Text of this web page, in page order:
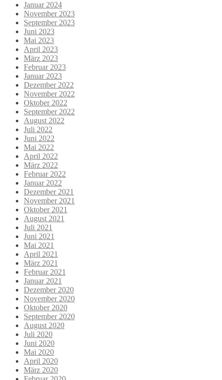
Januar 2024
November 2023
September 2023
Juni 2023
Mai 2023
April 2023
März 2023
Februar 2023
Januar 2023
Dezember 2022
November 2022
Oktober 2022
September 2022
August 2022
Juli 2022
Juni 2022
Mai 2022
April 2022
März 2022
Februar 2022
Januar 2022
Dezember 2021
November 2021
Oktober 2021
August 2021
Juli 2021
Juni 2021
Mai 2021
April 2021
März 2021
Februar 2021
Januar 2021
Dezember 2020
November 2020
Oktober 2020
September 2020
August 2020
Juli 2020
Juni 2020
Mai 2020
April 2020
März 2020